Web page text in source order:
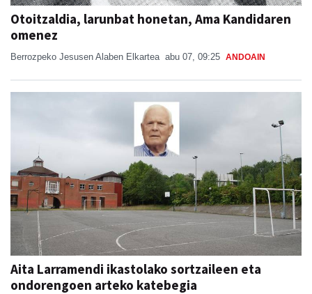
Otoitzaldia, larunbat honetan, Ama Kandidaren
omenez
Berrozpeko Jesusen Alaben Elkartea abu 07, 09:25 ANDOAIN
Aita Larramendi ikastolako sortzaileen eta
ondorengoen arteko katebegia